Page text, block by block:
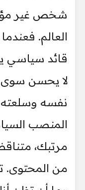
شخص غير
العالم.
قائد سياسي
لا يحسن سوى
نفسه وسلعته
المنصب
مرتبك،
من المحتوى.